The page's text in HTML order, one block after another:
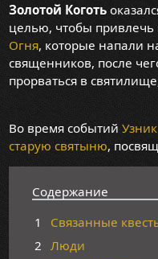
Золотой Коготь
целью, чтобы
Огня, которые напали
священников, после
прорваться в
Во время событий
старую святыню,
Содержание
1
Связанные
2
Люди